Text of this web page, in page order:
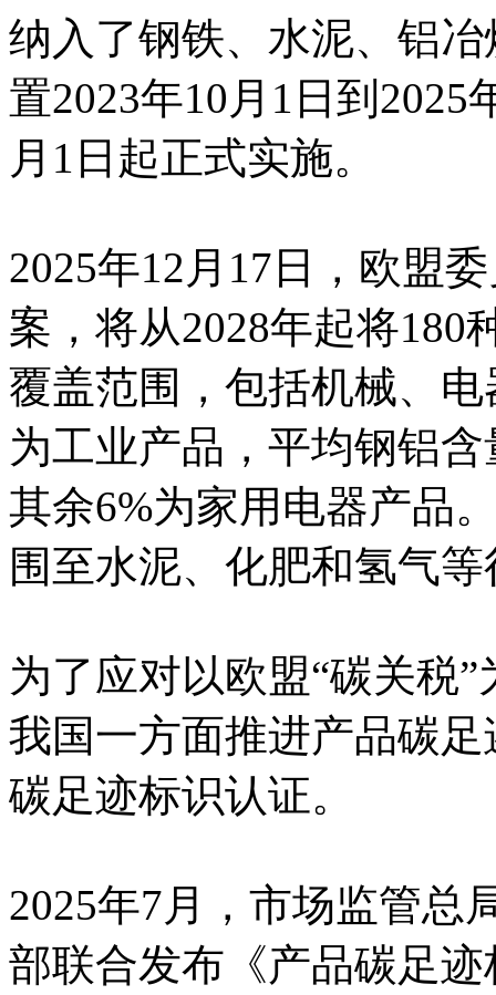
纳入了钢铁、水泥、铝
置2023年10月1日到2025
月1日起正式实施。
2025年12月17日，欧盟
案，将从2028年起将180
覆盖范围，包括机械、
为工业产品，平均钢铝
其余6%为家用电器产品
围至水泥、化肥和氢气
为了应对以欧盟“碳关税
我国一方面推进产品碳
碳足迹标识认证。
2025年7月，市场监管总
部联合发布《产品碳足